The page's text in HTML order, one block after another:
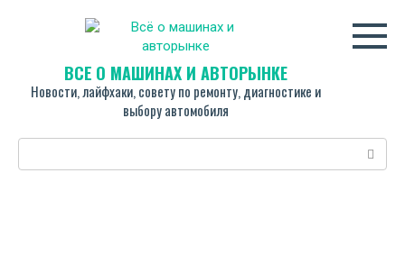
ВСЁ О МАШИНАХ И АВТОРЫНКЕ
Новости, лайфхаки, совету по ремонту, диагностике и
выбору автомобиля
Поиск: